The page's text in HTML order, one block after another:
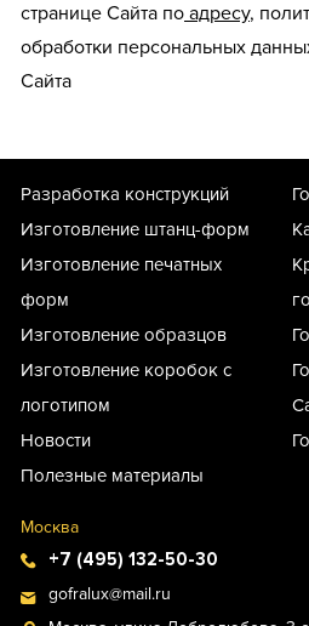
странице Сайта по адресу,
обработки персональных
Сайта
Разработка конструкций
Изготовление штанц-форм
Изготовление печатных
форм
Изготовление образцов
Изготовление коробок с
логотипом
Новости
Полезные материалы
Москва
+7 (495) 132-50-30
gofralux@mail.ru